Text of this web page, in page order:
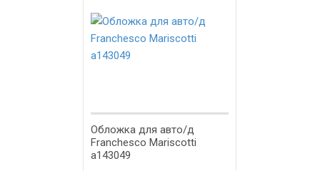
Обложка для авто/д
Franchesco Mariscotti
а143049